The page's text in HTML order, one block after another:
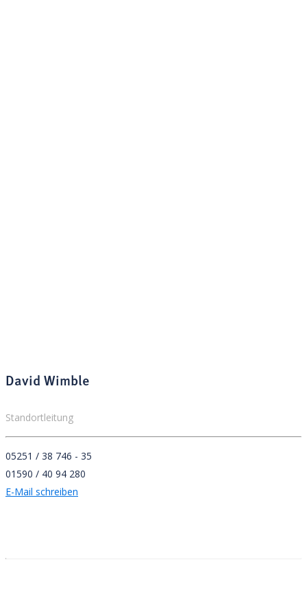
David Wimble
Standortleitung
05251 / 38 746 - 35
01590 / 40 94 280
E-Mail schreiben